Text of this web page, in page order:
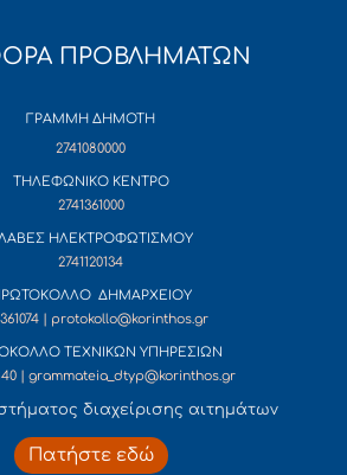
ΠΡΟΒΛΗΜΑΤΩΝ
ΓΡΑΜΜΗ ΔΗΜΟΤΗ
2741080000
ΤΗΛΕΦΩΝΙΚΟ ΚΕΝΤΡΟ
2741361000
ΗΛΕΚΤΡΟΦΩΤΙΣΜΟΥ
2741120134
ΔΗΜΑΡΧΕΙΟΥ
| protokollo@korinthos.gr
ΤΕΧΝΙΚΩΝ ΥΠΗΡΕΣΙΩΝ
| grammateia_dtyp@korinthos.gr
διαχείρισης αιτημάτων
Πατήστε εδώ